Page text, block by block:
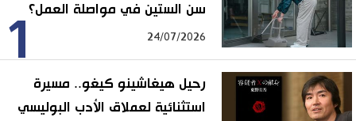
1سن الستين في مواصلة العمل؟
24/07/2026
رحيل هيغاشينو كيغو.. مسيرة
استثنائية لعملاق الأدب البوليسي